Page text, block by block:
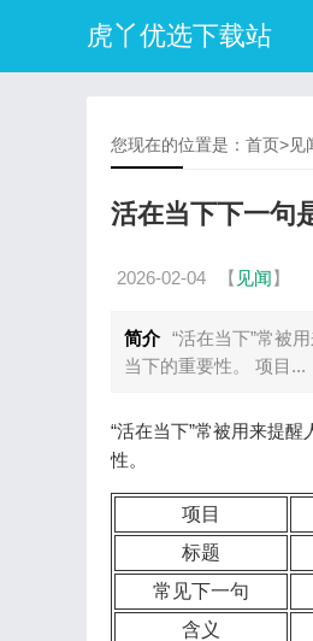
虎丫优选下载站
您现在的位置是： 首页>见
活在当下下一句
2026-02-04 【 见闻】
简介 “活在当下”常被
当下的重要性。 项目...
“活在当下”常被用来提
性。
项目
标题
常见下一句
含义